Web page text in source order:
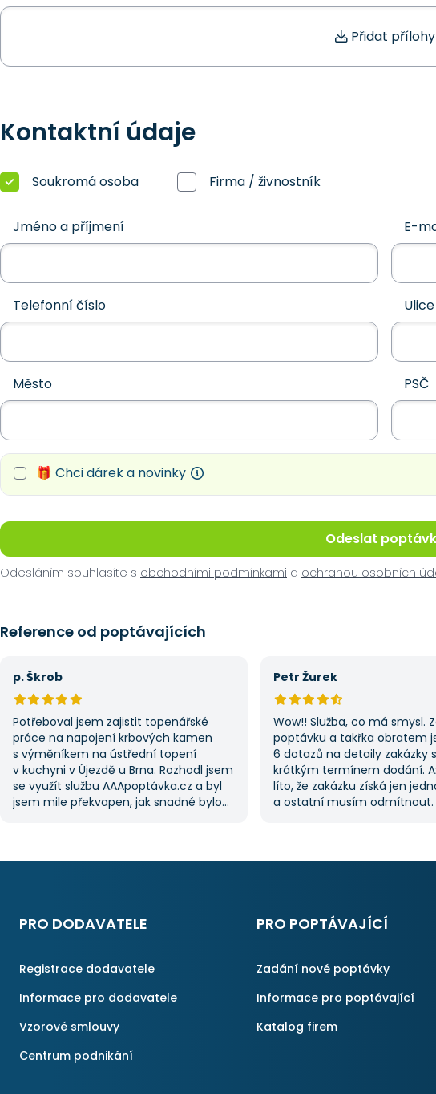
Přidat přílohy
Kontaktní údaje
Soukromá osoba Firma / živnostník
Jméno a příjmení E-
Telefonní číslo Ulice
Město PSČ
🎁 Chci dárek a novinky
Odeslat
Odesláním souhlasíte s obchodními podmínkami a ochranou osobních
Reference od poptávajících
p. Škrob
Potřeboval jsem zajistit topenářské
práce na napojení krbových kamen
s výměníkem na ústřední topení
v kuchyni v Újezdě u Brna. Rozhodl jsem
se využít službu AAApoptávka.cz a byl
jsem mile překvapen, jak snadné bylo
moje očekávání a určitě se
Petr Žurek
Wow!! Služba, co má smysl.
poptávku a takřka obratem
6 dotazů na detaily zakázky
krátkým termínem dodání.
líto, že zakázku získá jen
a ostatní musím odmítnout.
začněte tady :-)
PRO DODAVATELE
Registrace dodavatele
Informace pro dodavatele
Vzorové smlouvy
Centrum podnikání
PRO POPTÁVAJÍCÍ
Zadání nové poptávky
Informace pro poptávající
Katalog firem